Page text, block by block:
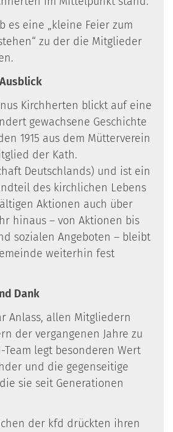
es eine „kleine Feier zum
zu der die Mitglieder
Kirchherten blickt auf eine
gewachsene Geschichte
1915 aus dem Mütterverein
der Kath.
Deutschlands) und ist ein
des kirchlichen Lebens
Aktionen auch über
hinaus – von Aktionen bis
sozialen Angeboten – bleibt
weiterhin fest
Dank
Anlass, allen Mitgliedern
der vergangenen Jahre zu
Team legt besonderen Wert
und die gegenseitige
sie seit Generationen
der kfd drückten ihren